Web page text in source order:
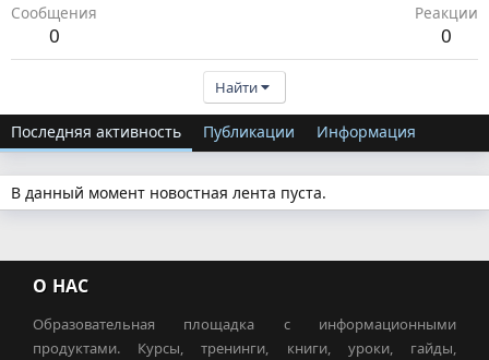
Сообщения
0
Реакции
0
Найти
Последняя активность Публикации Информация
В данный момент новостная лента пуста.
О НАС
Образовательная площадка с информационными
продуктами. Курсы, тренинги, книги, уроки, гайды,